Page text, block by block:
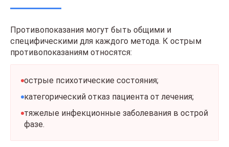
Противопоказания могут быть общими и
специфическими для каждого метода. К острым
противопоказаниям относятся:
острые психотические состояния;
категорический отказ пациента от лечения;
тяжелые инфекционные заболевания в острой
фазе.